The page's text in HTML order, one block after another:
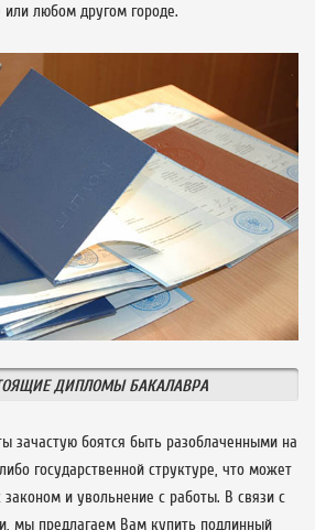
любом другом городе.
ДИПЛОМЫ БАКАЛАВРА
зачастую боятся быть разоблаченными на
государственной структуре, что может
и увольнение с работы. В связи с
мы предлагаем Вам купить подлинный